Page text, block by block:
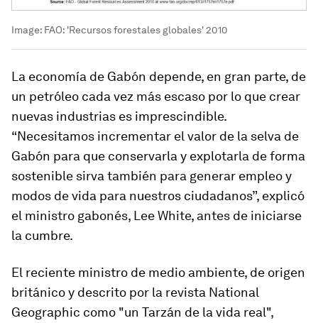
Image: FAO: 'Recursos forestales globales' 2010
La economía de Gabón depende, en gran parte, de
un petróleo cada vez más escaso por lo que crear
nuevas industrias es imprescindible.
“Necesitamos incrementar el valor de la selva de
Gabón para que conservarla y explotarla de forma
sostenible sirva también para generar empleo y
modos de vida para nuestros ciudadanos”, explicó
el ministro gabonés, Lee White, antes de iniciarse
la cumbre.
El reciente ministro de medio ambiente, de origen
británico y descrito por la revista National
Geographic como "un Tarzán de la vida real",